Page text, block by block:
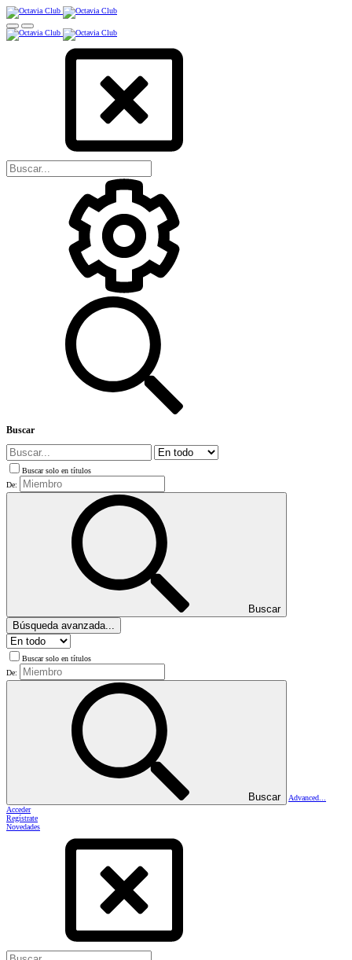
Buscar
Buscar solo en títulos
De:
Buscar
Búsqueda avanzada...
Buscar solo en títulos
De:
Buscar
Advanced...
Acceder
Regístrate
Novedades